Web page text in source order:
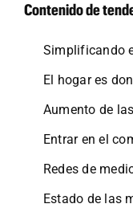
Contenido de
Simplificando
El hogar es
Aumento de
Entrar en el
Redes de
Estado de las